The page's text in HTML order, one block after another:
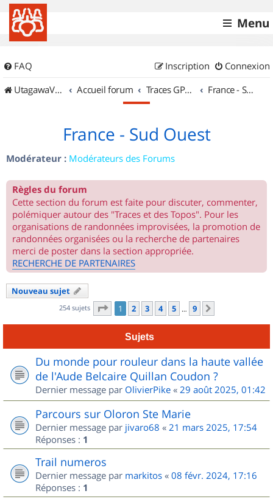
Menu
FAQ Connexion
Inscription
UtagawaVTT (Randos VTT et VTTAE avec traces GPS)
Accueil forum Traces GPS de randos VTT France - Sud Ouest
France - Sud Ouest
Modérateur : Modérateurs des Forums
Règles du forum
Cette section du forum est faite pour discuter, commenter,
polémiquer autour des "Traces et des Topos". Pour les
organisations de randonnées improvisées, la promotion de
randonnées organisées ou la recherche de partenaires
merci de poster dans la section appropriée.
RECHERCHE DE PARTENAIRES
Nouveau sujet
254 sujets Page 1sur
1 2 3 4 5 … 9
Sujets
Du monde pour rouleur dans la haute vallée
de l'Aude Belcaire Quillan Coudon ?
Dernier message par OlivierPike « 29 août 2025, 01:42
Parcours sur Oloron Ste Marie
Dernier message par jivaro68 « 21 mars 2025, 17:54
Réponses : 1
Trail numeros
Dernier message par markitos « 08 févr. 2024, 17:16
Réponses : 1